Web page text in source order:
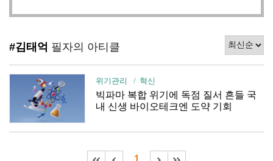
#김태억 필자의 아티클
위기관리 혁신
빅파마 복합 위기에 독점 질서 흔들 국
내 신생 바이오테크엔 도약 기회
1